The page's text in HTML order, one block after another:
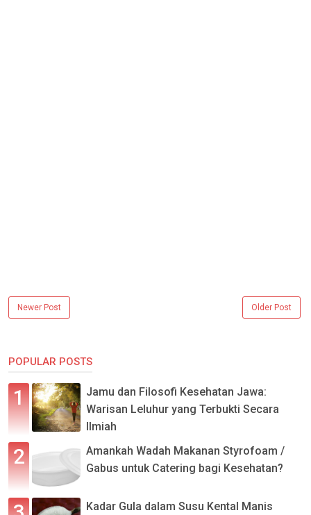
Newer Post Older Post
POPULAR POSTS
Jamu dan Filosofi Kesehatan Jawa:
Warisan Leluhur yang Terbukti Secara
Ilmiah
Amankah Wadah Makanan Styrofoam /
Gabus untuk Catering bagi Kesehatan?
Kadar Gula dalam Susu Kental Manis